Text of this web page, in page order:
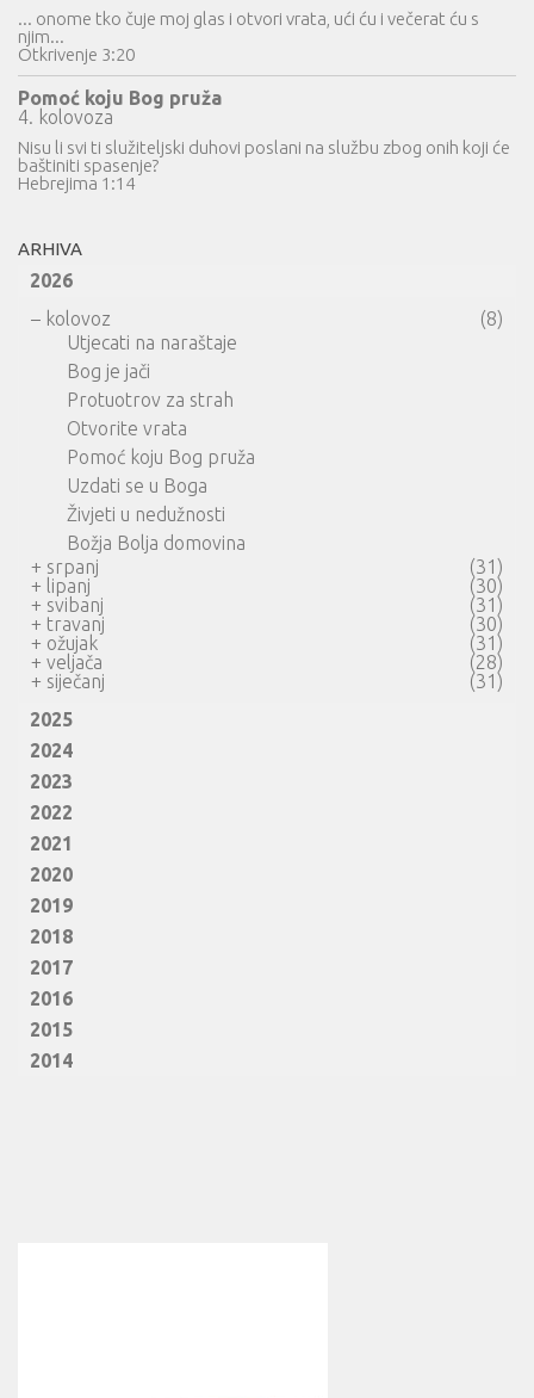
... onome tko čuje moj glas i otvori vrata, ući ću i večerat ću s
njim...
Otkrivenje 3:20
Pomoć koju Bog pruža
4. kolovoza
Nisu li svi ti služiteljski duhovi poslani na službu zbog onih koji će
baštiniti spasenje?
Hebrejima 1:14
ARHIVA
2026
– kolovoz
(8)
Utjecati na naraštaje
Bog je jači
Protuotrov za strah
Otvorite vrata
Pomoć koju Bog pruža
Uzdati se u Boga
Živjeti u nedužnosti
Božja Bolja domovina
+ srpanj
(31)
+ lipanj
(30)
+ svibanj
(31)
+ travanj
(30)
+ ožujak
(31)
+ veljača
(28)
+ siječanj
(31)
2025
2024
2023
2022
2021
2020
2019
2018
2017
2016
2015
2014